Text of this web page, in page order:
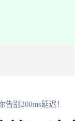
别200ms延迟！